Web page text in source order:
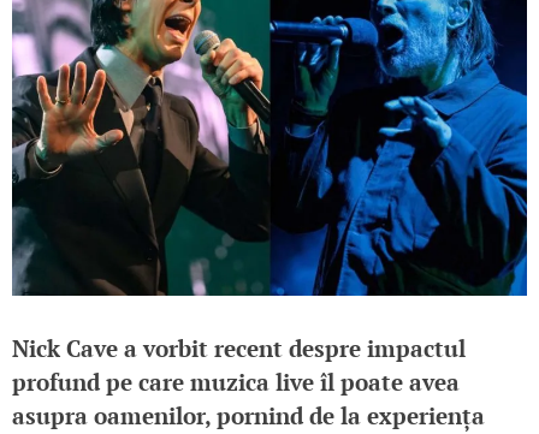
Nick Cave a vorbit recent despre impactul
profund pe care muzica live îl poate avea
asupra oamenilor, pornind de la experiența